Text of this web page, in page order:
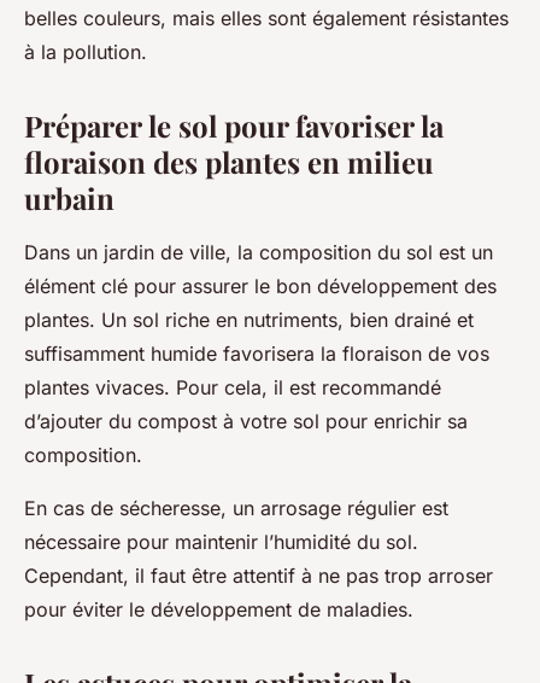
belles couleurs, mais elles sont également résistantes
à la pollution.
Préparer le sol pour favoriser la
floraison des plantes en milieu
urbain
Dans un jardin de ville, la composition du sol est un
élément clé pour assurer le bon développement des
plantes. Un sol riche en nutriments, bien drainé et
suffisamment humide favorisera la floraison de vos
plantes vivaces. Pour cela, il est recommandé
d’ajouter du compost à votre sol pour enrichir sa
composition.
En cas de sécheresse, un arrosage régulier est
nécessaire pour maintenir l’humidité du sol.
Cependant, il faut être attentif à ne pas trop arroser
pour éviter le développement de maladies.